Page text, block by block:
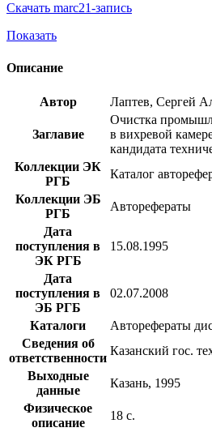
Скачать marc21-запись
Показать
Описание
Автор Лаптев, Сергей
Заглавие
Очистка
в вихревой
кандидата
Коллекции ЭК
РГБ
Каталог
Коллекции ЭБ
РГБ
Авторефераты
Дата
поступления в
ЭК РГБ
15.08.1995
Дата
поступления в
ЭБ РГБ
02.07.2008
Каталоги
Авторефераты
Сведения об
ответственности
Казанский гос.
Выходные
данные
Казань, 1995
Физическое
описание
18 с.